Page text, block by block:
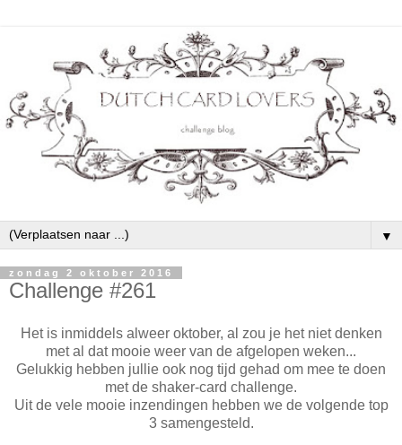
▼
zondag 2 oktober 2016
Challenge #261
Het is inmiddels alweer oktober, al zou je het niet denken
met al dat mooie weer van de afgelopen weken...
Gelukkig hebben jullie ook nog tijd gehad om mee te doen
met de shaker-card challenge.
Uit de vele mooie inzendingen hebben we de volgende top
3 samengesteld.